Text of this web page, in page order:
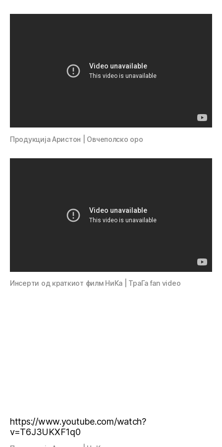
Продукција Аристон | Овчеполско оро
Инсерти од краткиот филм НиКа | ТраГа fan video
https://www.youtube.com/watch?
v=T6J3UKXF1q0